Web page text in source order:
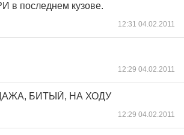
в последнем кузове.
12:31 04.02.2011
12:29 04.02.2011
БИТЫЙ, НА ХОДУ
12:29 04.02.2011